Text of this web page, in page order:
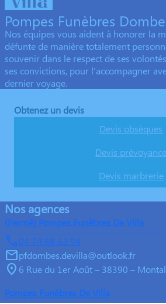
Pompes Funèbres
Nos équipes vous aident à honorer la
défunte de manière totalement
souvenir dans le respect de ses
ses convictions, pour l’accompagner
dernier voyage.
Obtenez un devis
Devis obsèques
Devis prévoyance
Devis marbrerie
Nos agences
(Fermé) Pompes Funèbres De Villa
04 74 88 63 54
pfdombes.devilla@outlook.fr
6 Rue du 1er Août – 38390 –
Pompes Funèbres De Villa